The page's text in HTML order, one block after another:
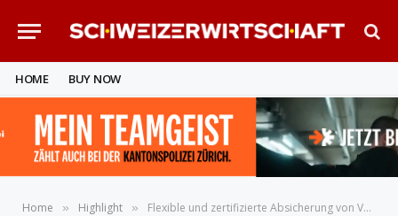
HOME BUY NOW
Home » Highlight » Flexible und zertifizierte Absicherung von Veranstaltungen